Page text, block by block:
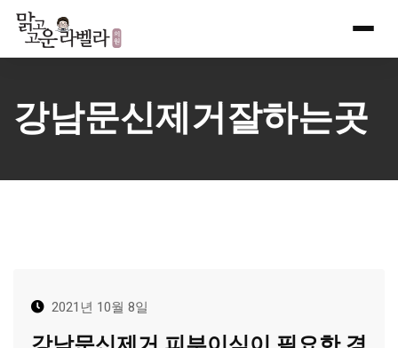
Skip
content
강남문신제거잘하는곳
2021년 10월 8일